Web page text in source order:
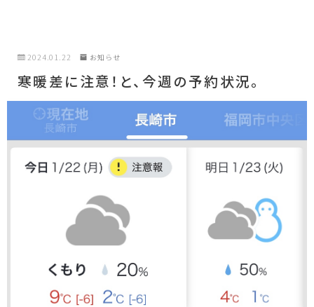
2024.01.22 お知らせ
寒暖差に注意！と、今週の予約状況。